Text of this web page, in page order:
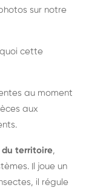
sur notre
cette
au moment
aux
du territoire,
Il joue un
il régule